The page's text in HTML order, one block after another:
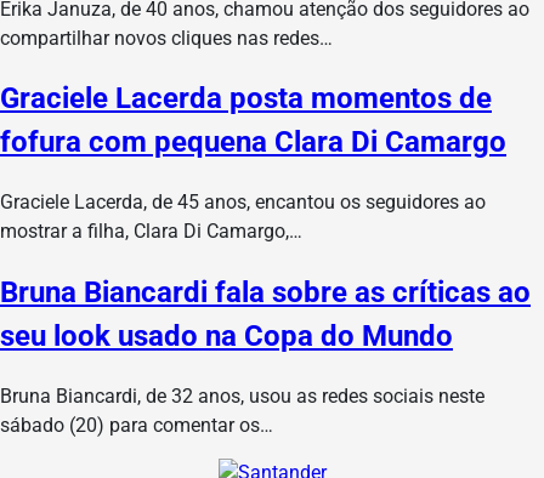
Erika Januza, de 40 anos, chamou atenção dos seguidores ao
compartilhar novos cliques nas redes…
Graciele Lacerda posta momentos de
fofura com pequena Clara Di Camargo
Graciele Lacerda, de 45 anos, encantou os seguidores ao
mostrar a filha, Clara Di Camargo,…
Bruna Biancardi fala sobre as críticas ao
seu look usado na Copa do Mundo
Bruna Biancardi, de 32 anos, usou as redes sociais neste
sábado (20) para comentar os…